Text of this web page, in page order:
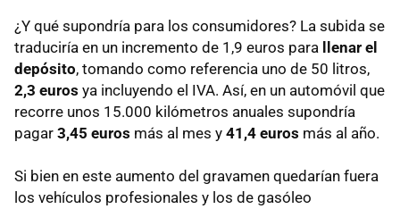
¿Y qué supondría para los consumidores? La subida se
traduciría en un incremento de 1,9 euros para
llenar el
depósito, tomando como referencia uno de 50 litros,
2,3 euros ya incluyendo el IVA. Así, en un automóvil que
recorre unos 15.000 kilómetros anuales supondría
pagar 3,45 euros más al mes y 41,4 euros más al año.
Si bien en este aumento del gravamen quedarían fuera
los vehículos profesionales y los de gasóleo